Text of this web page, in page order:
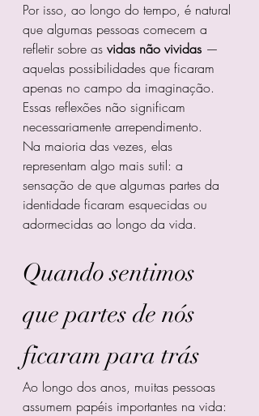
Por isso, ao longo do tempo, é natural
que algumas pessoas comecem a
refletir sobre as vidas não vividas —
aquelas possibilidades que ficaram
apenas no campo da imaginação.
Essas reflexões não significam
necessariamente arrependimento.
Na maioria das vezes, elas
representam algo mais sutil: a
sensação de que algumas partes da
identidade ficaram esquecidas ou
adormecidas ao longo da vida.
Quando sentimos
que partes de nós
ficaram para trás
Ao longo dos anos, muitas pessoas
assumem papéis importantes na vida: